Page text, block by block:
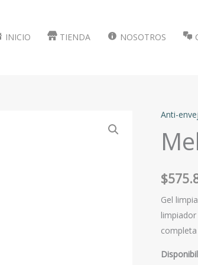
INICIO TIENDA NOSOTROS
Anti-
$
Gel